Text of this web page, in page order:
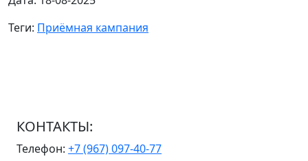
Теги: Приёмная кампания
КОНТАКТЫ:
Телефон: +7 (967) 097-40-77